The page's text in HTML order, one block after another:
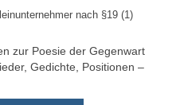
nach §19 (1)
zur Poesie der Gegenwart
Gedichte, Positionen –